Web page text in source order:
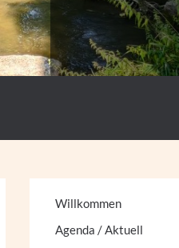
Willkommen
Agenda / Aktuell